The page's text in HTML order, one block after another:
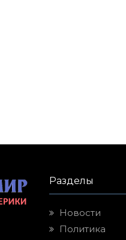
Разделы
Новости
Политика